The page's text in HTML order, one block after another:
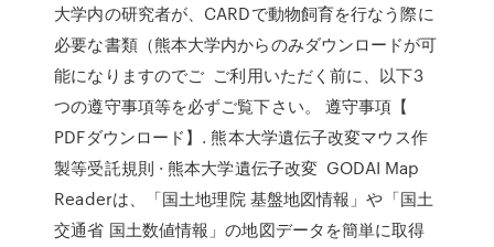
大学内の研究者が、CARDで動物飼育を行なう際に
必要な書類（熊本大学内からのみダウンロードが可
能になりますのでご ご利用いただく前に、以下3
つの遵守事項等を必ずご覧下さい。 遵守事項【
PDFダウンロード】. 熊本大学遺伝子改変マウス作
製等受託規則 · 熊本大学遺伝子改変 GODAI Map
Readerは、「国土地理院 基盤地図情報」や「国土
交通省 国土数値情報」の地図データを簡単に取得